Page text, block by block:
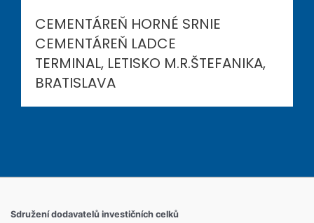
CEMENTÁREŇ HORNÉ SRNIE
CEMENTÁREŇ LADCE
TERMINAL, LETISKO M.R.ŠTEFANIKA,
BRATISLAVA
Sdružení dodavatelů investičních celků